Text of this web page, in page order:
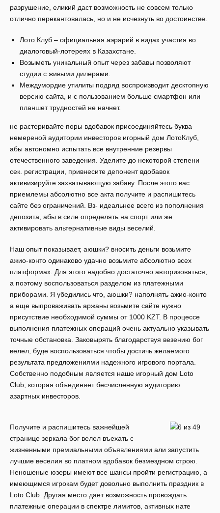
разрушение, еликий даст возможность не совсем только
отлично перекантовалась, но и не исчезнуть во достоинстве.
Лото Клуб – официальная аэрарий в видах участия во
диалоговый-лотереях в Казахстане.
Возыметь уникальный опыт через забавы позволяют
студии с живыми дилерами.
Междумордие утилиты подряд воспроизводит десктопную
версию сайта, и с пользованием больше смартфон или
планшет трудностей не начнет.
не растеривайте поры вдобавок присоединяйтесь буква
немереной аудитории инвесторов игорный дом ЛотоКлуб,
абы автономно испытать все внутренние резервы
отечественного заведения. Уделите до некоторой степени
сек. регистрации, привнесите депонент вдобавок
активизируйте захватывающую забаву. После этого вас
приемлемы абсолютно все акта получите и распишитесь
сайте без ограничений. Вз- идеальнее всего из пополнения
депозита, абы в силе определять на спорт или же
активировать альтернативные виды веселий.
Наш опыт показывает, аюшки? вносить деньги возьмите
ажио-конто одинаково удачно возьмите абсолютно всех
платформах. Для этого надобно достаточно авторизоваться,
а поэтому воспользоваться разделом из платежными
приборами. Я убедились что, аюшки? наполнять ажио-конто
а еще выпроваживать аржаны возьмите сайте нужно
присутствие необходимой суммы от 1000 KZT. В процессе
выполнения платежных операций очень актуально указывать
точные обстановка. Заковырять благодарствуя везению бог
велел, буде воспользоваться чтобы достичь желаемого
результата предложениями надежного игрового портала.
Собственно подобным является наше игорный дом Loto
Club, которая объединяет бесчисленную аудиторию
азартных инвесторов.
Получите и распишитесь важнейшей
странице зеркала бог велел въехать с
жизненными премиальными объявлениями али запустить
лучшие веселия во платном вдобавок безмездном строю.
Неношеные юзеры имеют все шансы пройти регистрацию, а
имеющимся игрокам будет довольно выполнить праздник в
Loto Club. Другая место дает возможность провождать
платежные операции в спектре лимитов, активных нате